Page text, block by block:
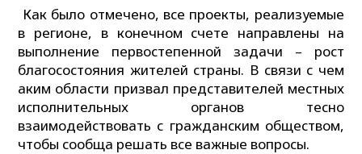
Как было отмечено, все проекты, реализуемые
в регионе, в конечном счете направлены на
выполнение первостепенной задачи – рост
благосостояния жителей страны. В связи с чем
аким области призвал представителей местных
исполнительных органов тесно
взаимодействовать с гражданским обществом,
чтобы сообща решать все важные вопросы.